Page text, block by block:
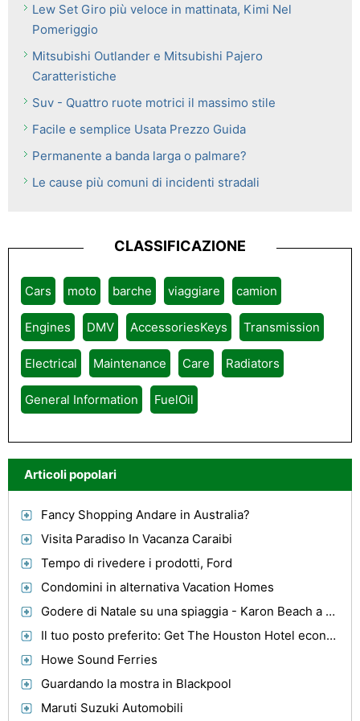
Lew Set Giro più veloce in mattinata, Kimi Nel
Pomeriggio
Mitsubishi Outlander e Mitsubishi Pajero
Caratteristiche
Suv - Quattro ruote motrici il massimo stile
Facile e semplice Usata Prezzo Guida
Permanente a banda larga o palmare?
Le cause più comuni di incidenti stradali
CLASSIFICAZIONE
Cars moto barche viaggiare camion
Engines DMV AccessoriesKeys Transmission
Electrical Maintenance Care Radiators
General Information FuelOil
Articoli popolari
Fancy Shopping Andare in Australia?
Visita Paradiso In Vacanza Caraibi
Tempo di rivedere i prodotti, Ford
Condomini in alternativa Vacation Homes
Godere di Natale su una spiaggia - Karon Beach a Phuket
Il tuo posto preferito: Get The Houston Hotel economici destro
Howe Sound Ferries
Guardando la mostra in Blackpool
Maruti Suzuki Automobili